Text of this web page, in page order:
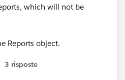
which will not be
Reports object.
3 risposte